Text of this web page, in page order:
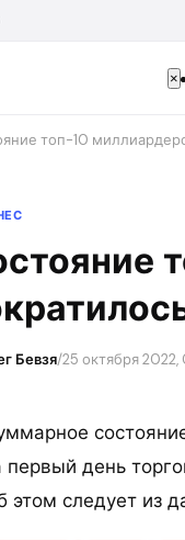
×
топ-10
Бевзя/25 октября
первый день
этом следует из